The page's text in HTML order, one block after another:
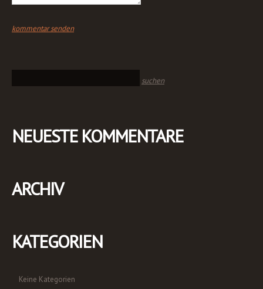
NEUESTE KOMMENTARE
ARCHIV
KATEGORIEN
Keine Kategorien